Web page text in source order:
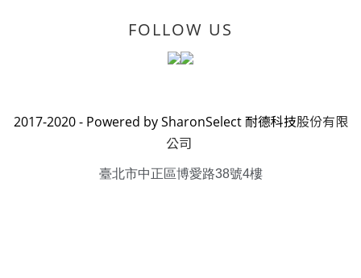
FOLLOW US
2017-2020 - Powered by SharonSelect 耐德科技股份有限
公司
臺北市中正區博愛路38號4樓